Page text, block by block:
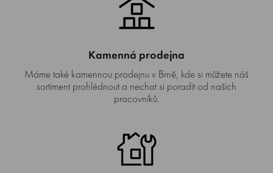
Kamenná prodejna
Máme také kamennou prodejnu v Brně, kde si můžete náš
sortiment prohlédnout a nechat si poradit od našich
pracovníků.